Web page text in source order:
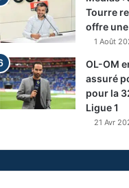
Tourre
offre
1 Août
OL-OM
assuré
pour la
Ligue 1
21 Avr